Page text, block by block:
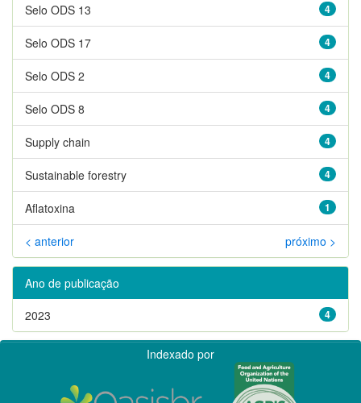
4
Selo ODS 13
4
Selo ODS 17
4
Selo ODS 2
4
Selo ODS 8
4
Supply chain
4
Sustainable forestry
1
Aflatoxina
< anterior próximo >
Ano de publicação
4
2023
Indexado por